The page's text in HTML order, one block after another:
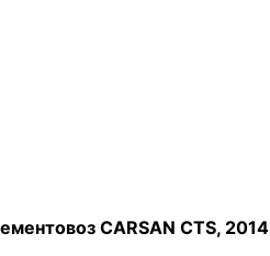
СARSАN CТS, 2014